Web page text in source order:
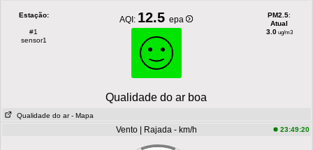
Estação:
#1
sensor1
AQI: 12.5epa PM2.5:
Atual
3.0ug/m3
Qualidade do ar boa
Qualidade do ar - Mapa
Vento | Rajada - km/h 23:49:20